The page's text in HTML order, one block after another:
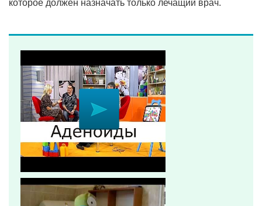
которое должен назначать только лечащий врач.